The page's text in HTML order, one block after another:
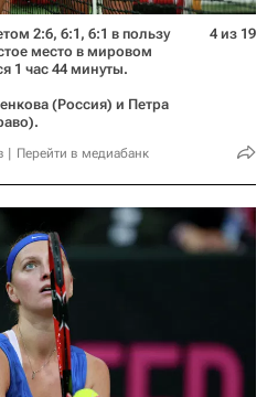
2:6, 6:1, 6:1 в пользу
место в мировом
1 час 44 минуты.
(Россия) и Петра
Перейти в медиабанк
4 из 19